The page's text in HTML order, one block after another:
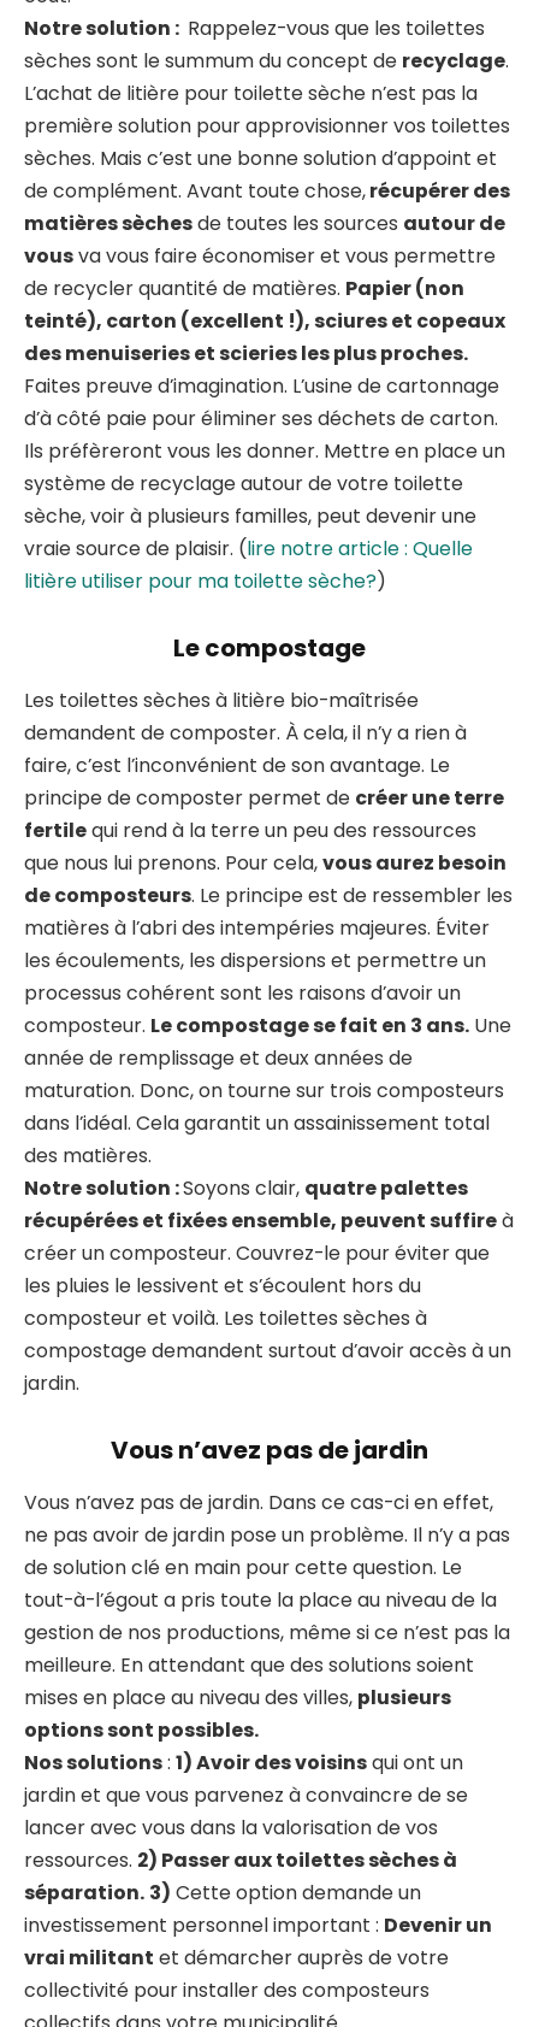
Notre solution : Rappelez-vous que les toilettes
sèches sont le summum du concept de recyclage.
L’achat de litière pour toilette sèche n’est pas la
première solution pour approvisionner vos toilettes
sèches. Mais c’est une bonne solution d’appoint et
de complément. Avant toute chose,récupérer des
matières sèchesde toutes les sources autour de
vousva vous faire économiser et vous permettre
de recycler quantité de matières. Papier (non
teinté), carton (excellent !), sciures et copeaux
des menuiseries et scieries les plus proches.
Faites preuve d’imagination. L’usine de cartonnage
d’à côté paie pour éliminer ses déchets de carton.
Ils préfèreront vous les donner. Mettre en place un
système de recyclage autour de votre toilette
sèche, voir à plusieurs familles, peut devenir une
vraie source de plaisir. (lire notre article : Quelle
litière utiliser pour ma toilette sèche?)
Le compostage
Les toilettes sèches à litière bio-maîtrisée
demandent de composter. À cela, il n’y a rien à
faire, c’est l’inconvénient de son avantage. Le
principe de composter permet de créer une terre
fertilequi rend à la terre un peu des ressources
que nous lui prenons. Pour cela,vous aurez besoin
de composteurs. Le principe est de ressembler les
matières à l’abri des intempéries majeures. Éviter
les écoulements, les dispersions et permettre un
processus cohérent sont les raisons d’avoir un
composteur. Le compostage se fait en 3 ans. Une
année de remplissage et deux années de
maturation. Donc, on tourne sur trois composteurs
dans l’idéal. Cela garantit un assainissement total
des matières.
Notre solution :Soyons clair, quatre palettes
récupérées et fixées ensemble, peuvent suffireà
créer un composteur. Couvrez-le pour éviter que
les pluies le lessivent et s’écoulent hors du
composteur et voilà. Les toilettes sèches à
compostage demandent surtout d’avoir accès à un
jardin.
Vous n’avez pas de jardin
Vous n’avez pas de jardin. Dans ce cas-ci en effet,
ne pas avoir de jardin pose un problème. Il n’y a pas
de solution clé en main pour cette question. Le
tout-à-l’égout a pris toute la place au niveau de la
gestion de nos productions, même si ce n’est pas la
meilleure. En attendant que des solutions soient
mises en place au niveau des villes, plusieurs
options sont possibles.
Nos solutions: 1) Avoir des voisinsqui ont un
jardin et que vous parvenez à convaincre de se
lancer avec vous dans la valorisation de vos
ressources. 2) Passer aux toilettes sèches à
séparation. 3) Cette option demande un
investissement personnel important : Devenir un
vrai militant et démarcher auprès de votre
collectivité pour installer des composteurs